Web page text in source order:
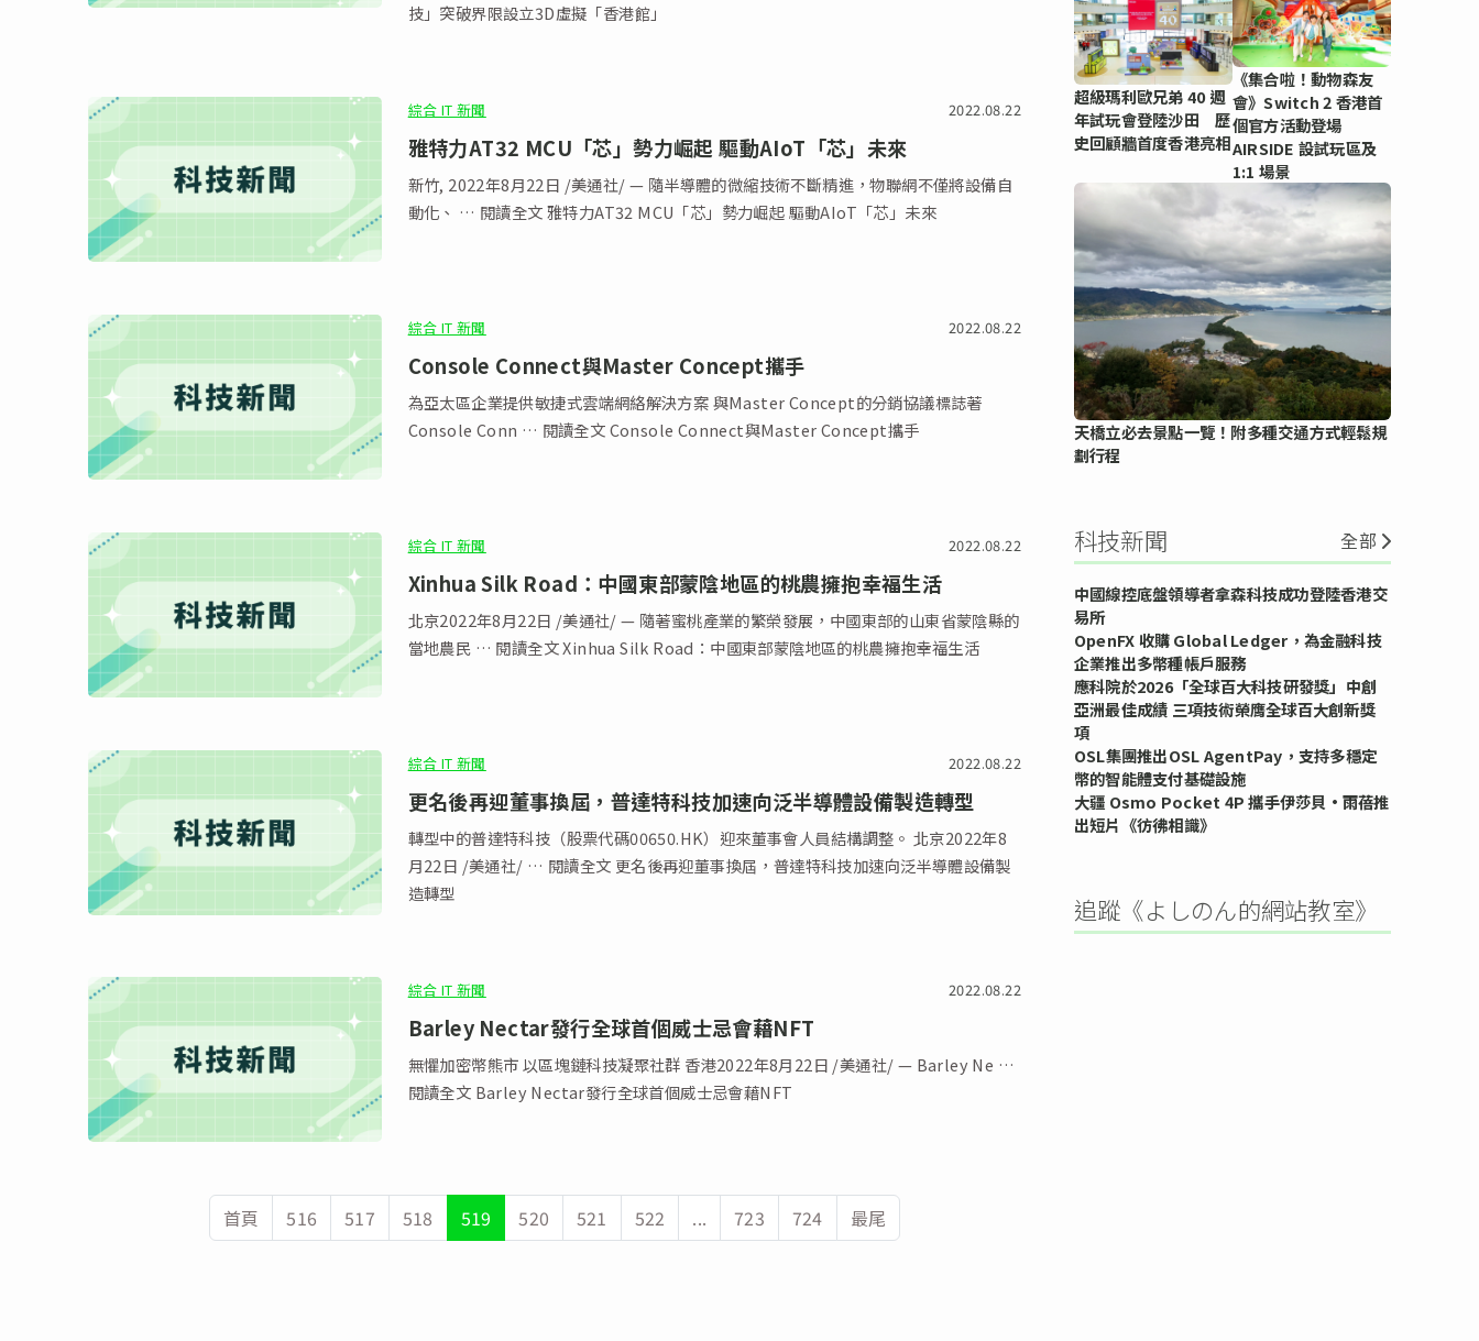
技」突破界限設立3D虛擬「香港館」
綜合 IT 新聞 2022.08.22
雅特力AT32 MCU「芯」勢力崛起 驅動AIoT「芯」未來
新竹, 2022年8月22日 /美通社/ — 隨半導體的微縮技術不斷精進，物聯網不僅將設備自
動化、 … 閱讀全文 雅特力AT32 MCU「芯」勢力崛起 驅動AIoT「芯」未來
綜合 IT 新聞 2022.08.22
Console Connect與Master Concept攜手
為亞太區企業提供敏捷式雲端網絡解決方案 與Master Concept的分銷協議標誌著
Console Conn … 閱讀全文 Console Connect與Master Concept攜手
綜合 IT 新聞 2022.08.22
Xinhua Silk Road：中國東部蒙陰地區的桃農擁抱幸福生活
北京2022年8月22日 /美通社/ — 隨著蜜桃產業的繁榮發展，中國東部的山東省蒙陰縣的
當地農民 … 閱讀全文 Xinhua Silk Road：中國東部蒙陰地區的桃農擁抱幸福生活
綜合 IT 新聞 2022.08.22
更名後再迎董事換屆，普達特科技加速向泛半導體設備製造轉型
轉型中的普達特科技（股票代碼00650.HK）迎來董事會人員結構調整。 北京2022年8
月22日 /美通社/ … 閱讀全文 更名後再迎董事換屆，普達特科技加速向泛半導體設備製
造轉型
綜合 IT 新聞 2022.08.22
Barley Nectar發行全球首個威士忌會藉NFT
無懼加密幣熊市 以區塊鏈科技凝聚社群 香港2022年8月22日 /美通社/ — Barley Ne …
閱讀全文 Barley Nectar發行全球首個威士忌會藉NFT
首頁 516 517 518 519 520 521 522 ... 723 724 最尾
超級瑪利歐兄弟 40 週
年試玩會登陸沙田 歷
史回顧牆首度香港亮相
《集合啦！動物森友
會》Switch 2 香港首
個官方活動登場
AIRSIDE 設試玩區及
1:1 場景
天橋立必去景點一覽！附多種交通方式輕鬆規
劃行程
科技新聞 全部
中國線控底盤領導者拿森科技成功登陸香港交
易所
OpenFX 收購 Global Ledger，為金融科技
企業推出多幣種帳戶服務
應科院於2026「全球百大科技研發獎」中創
亞洲最佳成績 三項技術榮膺全球百大創新獎
項
OSL集團推出OSL AgentPay，支持多穩定
幣的智能體支付基礎設施
大疆 Osmo Pocket 4P 攜手伊莎貝•雨蓓推
出短片《彷彿相識》
追蹤《よしのん的網站教室》